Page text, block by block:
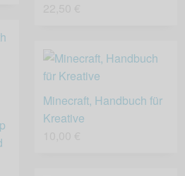
Minecraft, Handbuch für
Kreative